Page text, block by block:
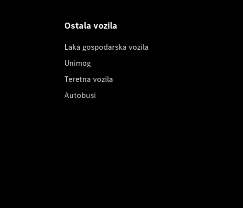
Ostala vozila
Laka gospodarska vozila
Unimog
Teretna vozila
Autobusi